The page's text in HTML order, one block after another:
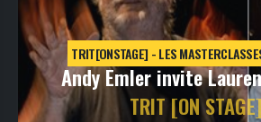
TRIT[ONSTAGE] - LES
Andy Emler invite
TRIT [ON STAGE]